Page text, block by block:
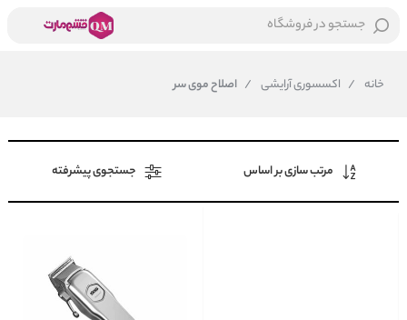
جستجو در فروشگاه
خانه / اکسسوری آرایشی / اصلاح موی سر
مرتب سازی بر اساس جستجوی پیشرفته